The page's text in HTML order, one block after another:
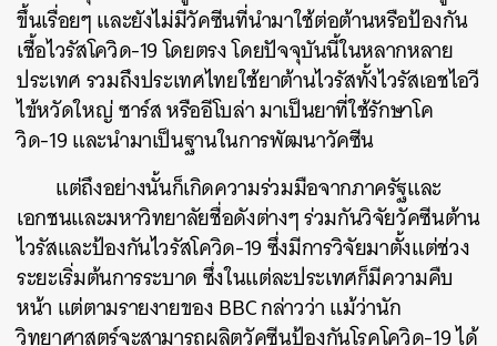
ขึ้นเรื่อยๆและยังไม่มีวัคซีนที่นำมาใช้ต่อต้านหรือป้องกัน
เชื้อไวรัสโควิด-19 โดยตรง โดยปัจจุบันนี้ในหลากหลาย
ประเทศ รวมถึงประเทศไทยใช้ยาต้านไวรัสทั้งไวรัสเอชไอวี
ไข้หวัดใหญ่ ซาร์ส หรืออีโบล่า มาเป็นยาที่ใช้รักษาโค
วิด-19 และนำมาเป็นฐานในการพัฒนาวัคซีน
แต่ถึงอย่างนั้นก็เกิดความร่วมมือจากภาครัฐและ
เอกชนและมหาวิทยาลัยชื่อดังต่างๆร่วมกันวิจัยวัคซีนต้าน
ไวรัสและป้องกันไวรัสโควิด-19ซึ่งมีการวิจัยมาตั้งแต่ช่วง
ระยะเริ่มต้นการระบาดซึ่งในแต่ละประเทศก็มีความคืบ
หน้า แต่ตามรายงายของ BBC กล่าวว่า แม้ว่านัก
วิทยาศาสตร์จะสามารถผลิตวัคซีนป้องกันโรคโควิด-19 ได้